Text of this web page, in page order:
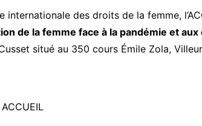
internationale des droits de la femme,
de la femme face à la pandémie et
situé au 350 cours Émile Zola,